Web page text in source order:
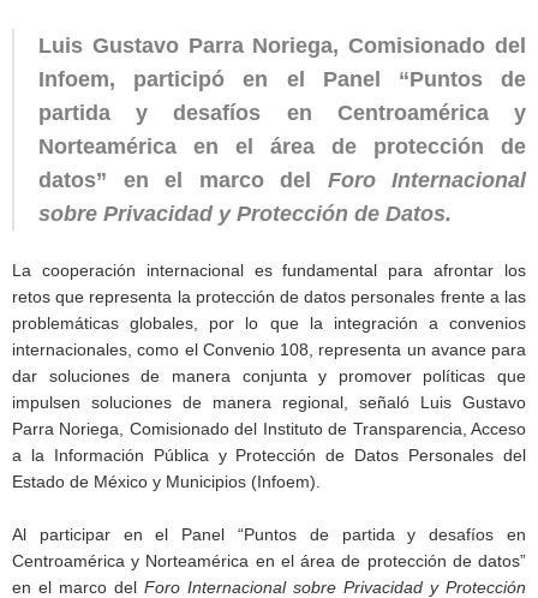
Luis Gustavo Parra Noriega, Comisionado del
Infoem, participó en el Panel “Puntos de
partida y desafíos en Centroamérica y
Norteamérica en el área de protección de
datos” en el marco del Foro Internacional
sobre Privacidad y Protección de Datos.
La cooperación internacional es fundamental para afrontar los
retos que representa la protección de datos personales frente a las
problemáticas globales, por lo que la integración a convenios
internacionales, como el Convenio 108, representa un avance para
dar soluciones de manera conjunta y promover políticas que
impulsen soluciones de manera regional, señaló Luis Gustavo
Parra Noriega, Comisionado del Instituto de Transparencia, Acceso
a la Información Pública y Protección de Datos Personales del
Estado de México y Municipios (Infoem).
Al participar en el Panel “Puntos de partida y desafíos en
Centroamérica y Norteamérica en el área de protección de datos”
en el marco del Foro Internacional sobre Privacidad y Protección